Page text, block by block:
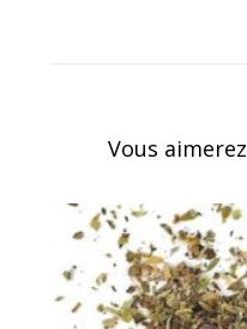
Vous